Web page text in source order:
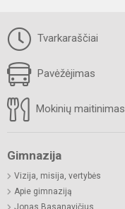
Tvarkaraščiai
Pavėžėjimas
Mokinių maitinimas
Gimnazija
Vizija, misija, vertybės
Apie gimnaziją
Jonas Basanavičius